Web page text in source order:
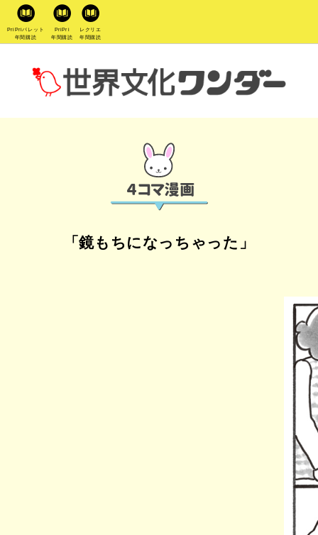
PriPriパレット
年間購読
PriPri
年間購読
レクリエ
年間購読
「鏡もちになっちゃった」